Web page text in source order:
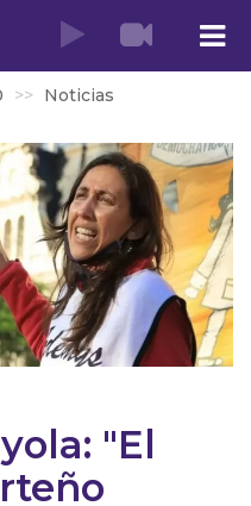
Noticias
"El